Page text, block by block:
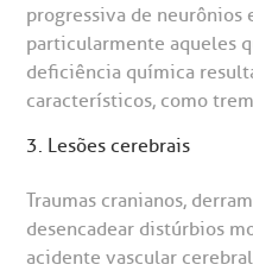
progressiva de neurônios
particularmente aqueles
deficiência química
característicos, como
3. Lesões cerebrais
Traumas cranianos,
desencadear distúrbios
acidente vascular